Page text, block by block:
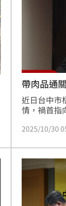
帶肉品通
近日台中市
情，禍首指
李檢疫時能
行李仍然是
聽不下去，
認為防檢署
者：簡浩正
2025/10/30